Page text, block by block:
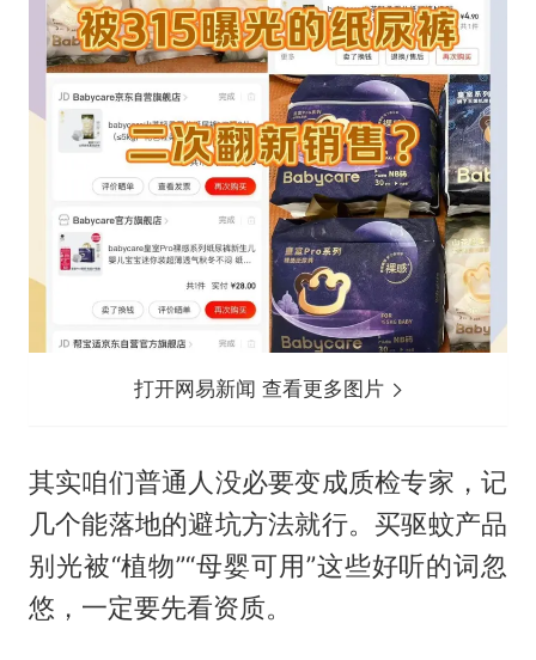
打开网易新闻 查看更多图片
其实咱们普通人没必要变成质检专家，记
几个能落地的避坑方法就行。买驱蚊产品
别光被“植物”“母婴可用”这些好听的词忽
悠，一定要先看资质。